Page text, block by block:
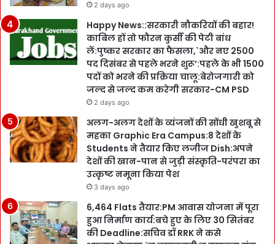
2 days ago
Happy News::सरकारी नौकरियों की बहार!
काबिल हों तो फौरन कुर्सी की पेटी बांध
लें:पुष्कर सरकार का फैसला,`और नए 2500
पद दिसंबर से पहले भरने शुरू’:पहले के भी 1500
पदों को भरने की प्रक्रिया चालू:बेरोजगारी को
जल्द से जल्द कम करेगी सरकार-CM PSD
2 days ago
अलग-अलग देशों के व्यंजनों की सोंधी खुशबू से
महका Graphic Era Campus:8 देशों के
Students ने तैयार किए लजीज Dish:अपने
देशों की खान-पान से जुड़ी संस्कृति-परंपरा का
उत्कृष्ट नमूना किया पेश
3 days ago
6,464 Flats तैयार:PM आवास योजना में पूरा
हुआ निर्माण कार्य:बचे हुए के लिए 30 सितंबर
की Deadline:सचिव डॉ RRK ने कसे